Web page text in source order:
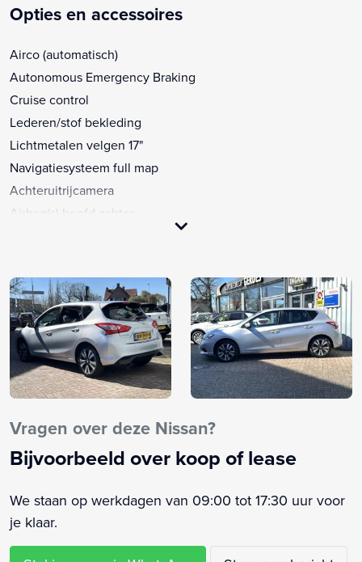
Opties en accessoires
Airco (automatisch)
Autonomous Emergency Braking
Cruise control
Lederen/stof bekleding
Lichtmetalen velgen 17"
Navigatiesysteem full map
Achteruitrijcamera
Airbag(s) hoofd achter
Airbag bestuurder
Airbag passagier
Alarm klasse 1(startblokkering)
Anti Blokkeer Systeem
Anti doorSlip Regeling
Bandenspanningscontrolesysteem
Binnenspiegel automatisch dimmend
Bluetooth
Buitenspiegels elektrisch verstelbaar
Buitenspiegels verwarmbaar
Centrale vergrendeling met afstandsbediening
Vragen over deze Nissan?
Bijvoorbeeld over koop of lease
We staan op werkdagen van 09:00 tot 17:30 uur voor
je klaar.